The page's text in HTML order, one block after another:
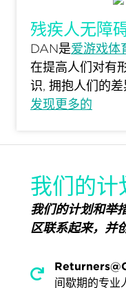
残疾人无障
DAN是爱游戏体
在提高人们对有
识, 拥抱人们的
发现更多的
我们的计
我们的计划和举
区联系起来，并
间歇期的专业